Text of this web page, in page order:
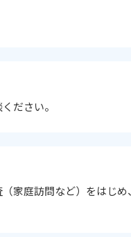
ださい。
家庭訪問など）をはじ